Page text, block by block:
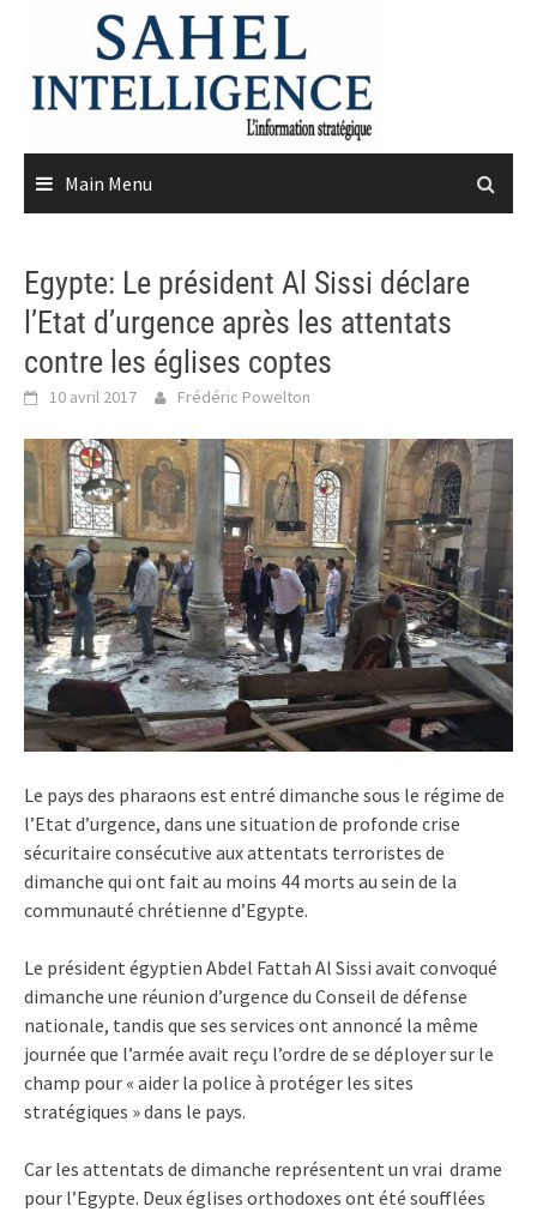
content
Main Menu
Egypte: Le président Al Sissi déclare
l’Etat d’urgence après les attentats
contre les églises coptes
10 avril 2017 Frédéric Powelton
Le pays des pharaons est entré dimanche sous le régime de
l’Etat d’urgence, dans une situation de profonde crise
sécuritaire consécutive aux attentats terroristes de
dimanche qui ont fait au moins 44 morts au sein de la
communauté chrétienne d’Egypte.
Le président égyptien Abdel Fattah Al Sissi avait convoqué
dimanche une réunion d’urgence du Conseil de défense
nationale, tandis que ses services ont annoncé la même
journée que l’armée avait reçu l’ordre de se déployer sur le
champ pour « aider la police à protéger les sites
stratégiques » dans le pays.
Car les attentats de dimanche représentent un vrai drame
pour l’Egypte. Deux églises orthodoxes ont été soufflées